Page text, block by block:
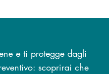
e ti protegge dagli
scoprirai che